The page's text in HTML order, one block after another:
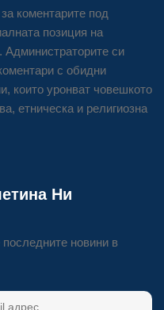
коментарите под
позиция на
Администраторите си
с обидни
които уронват човешкото
етническа и религиозна
Ни
новини в